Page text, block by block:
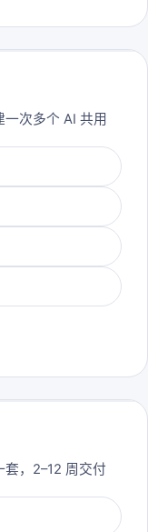
次多个 AI 共用
，2–12 周交付